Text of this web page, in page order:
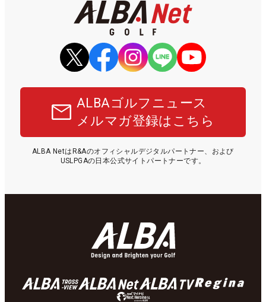
ALBAゴルフニュース
メルマガ登録はこちら
ALBA NetはR&Aのオフィシャルデジタルパートナー、および
USLPGAの日本公式サイトパートナーです。